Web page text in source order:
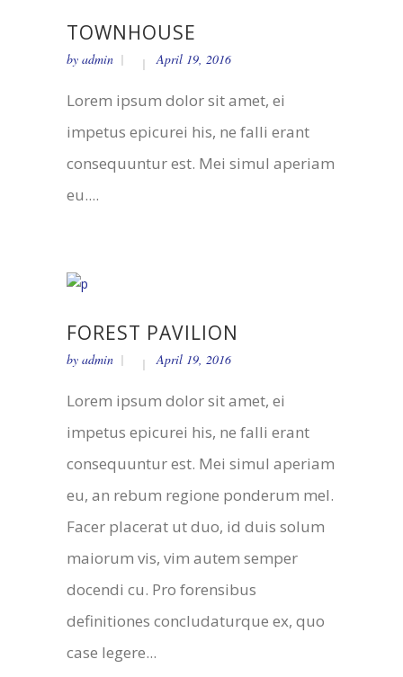
TOWNHOUSE
by admin April 19, 2016
Lorem ipsum dolor sit amet, ei
impetus epicurei his, ne falli erant
consequuntur est. Mei simul aperiam
eu....
FOREST PAVILION
by admin April 19, 2016
Lorem ipsum dolor sit amet, ei
impetus epicurei his, ne falli erant
consequuntur est. Mei simul aperiam
eu, an rebum regione ponderum mel.
Facer placerat ut duo, id duis solum
maiorum vis, vim autem semper
docendi cu. Pro forensibus
definitiones concludaturque ex, quo
case legere...